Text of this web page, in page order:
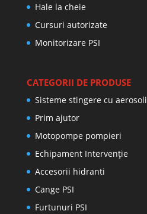
Hale la cheie
Cursuri autorizate
Monitorizare PSI
CATEGORII DE PRODUSE
Sisteme stingere cu aerosoli
Prim ajutor
Motopompe pompieri
Echipament Intervenție
Accesorii hidranti
Cange PSI
Furtunuri PSI